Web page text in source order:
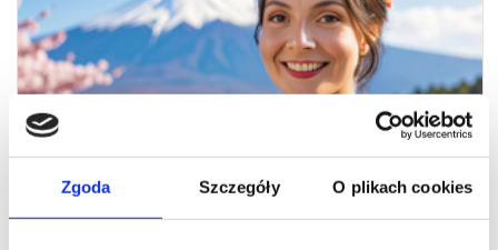
Zgoda Szczegóły O plikach cookies